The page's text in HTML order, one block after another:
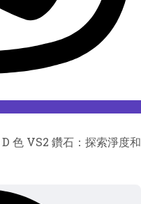
D 色 VS2 鑽石：探索淨度和